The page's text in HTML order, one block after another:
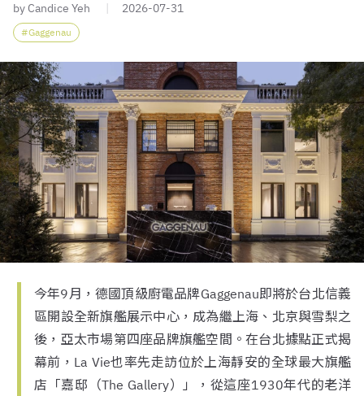
by Candice Yeh 2026-07-31
Gaggenau
今年9月，德國頂級廚電品牌Gaggenau即將於台北信義
區開設全新旗艦展示中心，成為繼上海、北京與雪梨之
後，亞太市場第四座品牌旗艦空間。在台北據點正式揭
幕前，La Vie也率先走訪位於上海靜安的全球最大旗艦
店「嘉邸（The Gallery）」，從這座1930年代的老洋